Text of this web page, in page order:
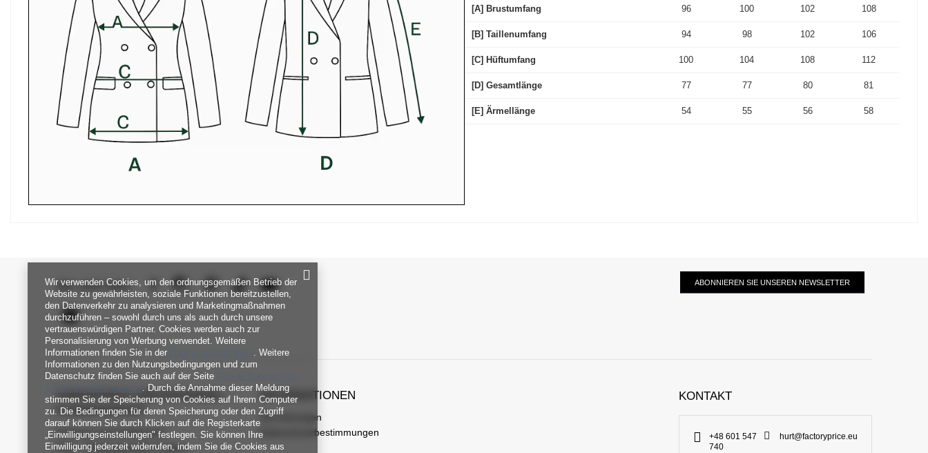
[A] Brustumfang 96 100 102 108
[B] Taillenumfang 94 98 102 106
[C] Hüftumfang 100 104 108 112
[D] Gesamtlänge 77 77 80 81
[E] Ärmellänge 54 55 56 58
SEI UNS NAH ABONNIEREN SIE UNSEREN NEWSLETTER
FABRIKPREIS-GROSSHANDEL-K
UNDENDIENST
Zahlung und Lieferkosten
FAQ - Häufig gestellte Fragen
INFORMATIONEN
Verordnungen
Datenschutzbestimmungen
KONTAKT
+48 601 547
740
hurt@factoryprice.eu
Wir verwenden Cookies, um den ordnungsgemäßen Betrieb der
Website zu gewährleisten, soziale Funktionen bereitzustellen,
den Datenverkehr zu analysieren und Marketingmaßnahmen
durchzuführen – sowohl durch uns als auch durch unsere
vertrauenswürdigen Partner. Cookies werden auch zur
Personalisierung von Werbung verwendet. Weitere
Informationen finden Sie in der
. Weitere
Informationen zu den Nutzungsbedingungen und zum
Datenschutz finden Sie auch auf der Seite
& Nutzungsbedingungen . Durch die Annahme dieser Meldung
stimmen Sie der Speicherung von Cookies auf Ihrem Computer
zu. Die Bedingungen für deren Speicherung oder den Zugriff
darauf können Sie durch Klicken auf die Registerkarte
„Einwilligungseinstellungen" festlegen. Sie können Ihre
Einwilligung jederzeit widerrufen, indem Sie die Cookies aus